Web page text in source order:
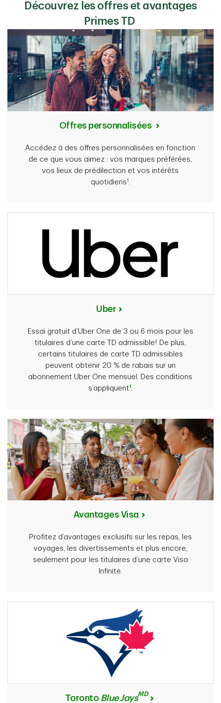
Découvrez les offres et avantages
Primes TD
Offres personnalisées
Accédez à des offres personnalisées en fonction
de ce que vous aimez : vos marques préférées,
vos lieux de prédilection et vos intérêts
quotidiens1
Uber
Essai gratuit d’Uber One de 3 ou 6 mois pour les
titulaires d’une carte TD admissible! De plus,
certains titulaires de carte TD admissibles
peuvent obtenir 20 % de rabais sur un
abonnement Uber One mensuel. Des conditions
s’appliquent1
Avantages Visa
Profitez d’avantages exclusifs sur les repas, les
voyages, les divertissements et plus encore,
seulement pour les titulaires d’une carte Visa
Infinite.
Toronto Blue JaysMD